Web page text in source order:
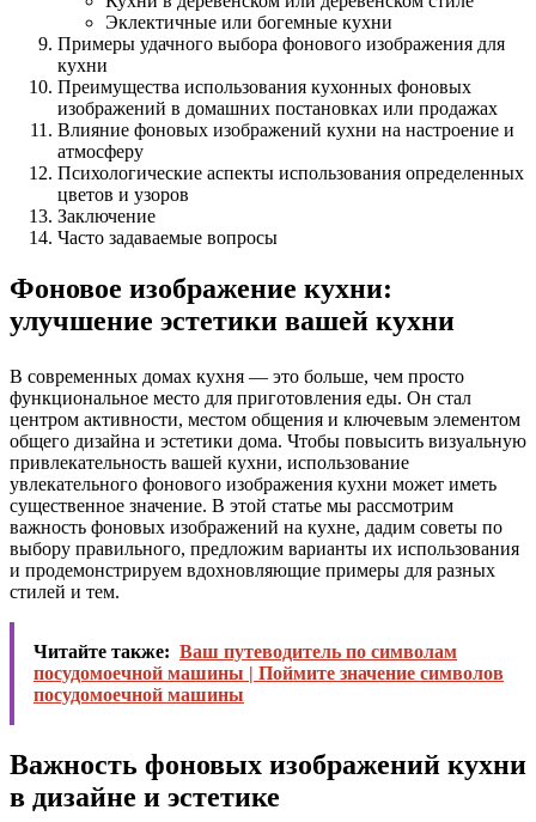
Эклектичные или богемные кухни
Примеры удачного выбора фонового изображения для
кухни
Преимущества использования кухонных фоновых
изображений в домашних постановках или продажах
Влияние фоновых изображений кухни на настроение и
атмосферу
Психологические аспекты использования определенных
цветов и узоров
Заключение
Часто задаваемые вопросы
Фоновое изображение кухни:
улучшение эстетики вашей кухни
В современных домах кухня — это больше, чем просто
функциональное место для приготовления еды. Он стал
центром активности, местом общения и ключевым элементом
общего дизайна и эстетики дома. Чтобы повысить визуальную
привлекательность вашей кухни, использование
увлекательного фонового изображения кухни может иметь
существенное значение. В этой статье мы рассмотрим
важность фоновых изображений на кухне, дадим советы по
выбору правильного, предложим варианты их использования
и продемонстрируем вдохновляющие примеры для разных
стилей и тем.
Читайте также: Ваш путеводитель по символам
посудомоечной машины | Поймите значение символов
посудомоечной машины
Важность фоновых изображений кухни
в дизайне и эстетике